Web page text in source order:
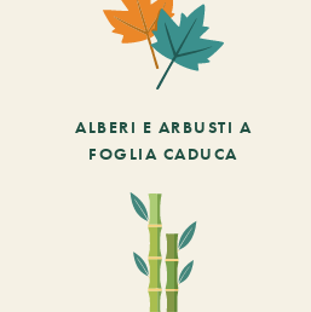
ALBERI E ARBUSTI A
FOGLIA CADUCA